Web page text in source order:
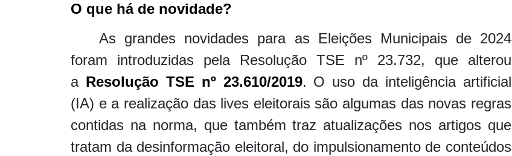
O que há de novidade?
As grandes novidades para as Eleições Municipais de 2024
foram introduzidas pela Resolução TSE nº 23.732, que alterou
a Resolução TSE nº 23.610/2019. O uso da inteligência artificial
(IA) e a realização das lives eleitorais são algumas das novas regras
contidas na norma, que também traz atualizações nos artigos que
tratam da desinformação eleitoral, do impulsionamento de conteúdos